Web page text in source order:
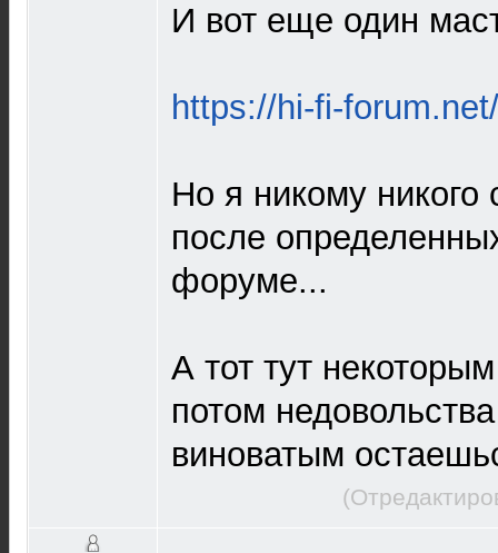
И вот еще один
https://hi-fi-
Но я никому никого
после
форуме...
А тот тут
потом
виноватым